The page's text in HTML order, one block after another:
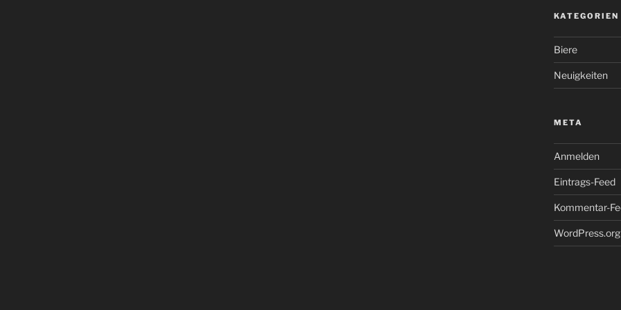
KATEGORIEN
Biere
Neuigkeiten
META
Anmelden
Eintrags-Feed
Kommentar-
WordPress.org